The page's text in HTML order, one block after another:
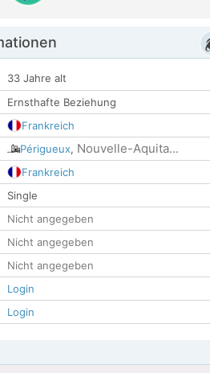
33 Jahre alt
Ernsthafte Beziehung
Frankreich
Périgueux, Nouvelle-Aquita...
Frankreich
Single
Nicht angegeben
Nicht angegeben
Nicht angegeben
Login
Login